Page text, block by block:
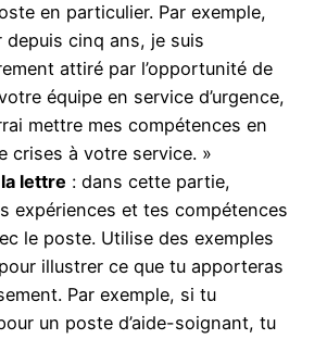
en particulier. Par exemple,
depuis cinq ans, je suis
attiré par l’opportunité de
équipe en service d’urgence,
mettre mes compétences en
crises à votre service. »
lettre : dans cette partie,
expériences et tes compétences
le poste. Utilise des exemples
illustrer ce que tu apporteras
Par exemple, si tu
un poste d’aide-soignant, tu